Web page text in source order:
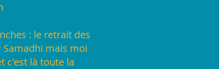
: le retrait des
mais moi
c'est là toute la